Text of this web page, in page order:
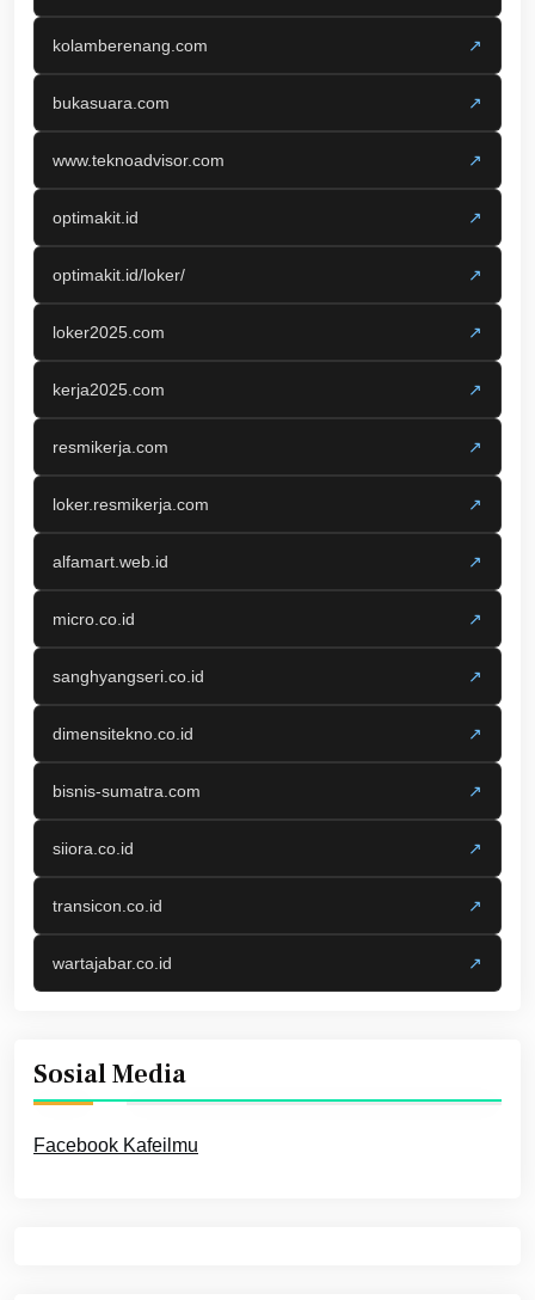
kolamberenang.com ↗
bukasuara.com ↗
www.teknoadvisor.com ↗
optimakit.id ↗
optimakit.id/loker/ ↗
loker2025.com ↗
kerja2025.com ↗
resmikerja.com ↗
loker.resmikerja.com ↗
alfamart.web.id ↗
micro.co.id ↗
sanghyangseri.co.id ↗
dimensitekno.co.id ↗
bisnis-sumatra.com ↗
siiora.co.id ↗
transicon.co.id ↗
wartajabar.co.id ↗
Sosial Media
Facebook Kafeilmu